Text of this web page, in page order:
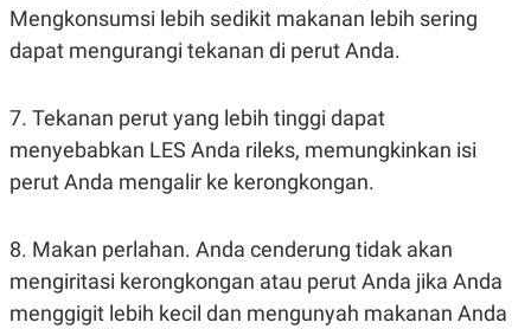
Mengkonsumsi lebih sedikit makanan lebih sering
dapat mengurangi tekanan di perut Anda.
7. Tekanan perut yang lebih tinggi dapat
menyebabkan LES Anda rileks, memungkinkan isi
perut Anda mengalir ke kerongkongan.
8. Makan perlahan. Anda cenderung tidak akan
mengiritasi kerongkongan atau perut Anda jika Anda
menggigit lebih kecil dan mengunyah makanan Anda